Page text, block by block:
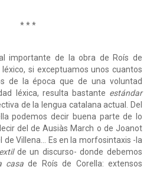
* * *
importante de la obra de Roís de
si exceptuamos unos cuantos
de la época que de una voluntad
léxica, resulta bastante estándar
de la lengua catalana actual. Del
podemos decir buena parte de lo
del de Ausiàs March o de Joanot
de Villena... Es en la morfosintaxis -la
de un discurso- donde debemos
casa de Roís de Corella: extensos